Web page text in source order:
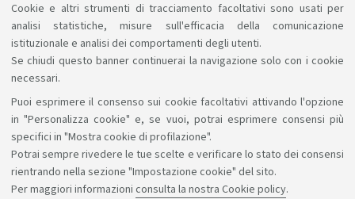
Cookie e altri strumenti di tracciamento facoltativi sono usati per
analisi statistiche, misure sull'efficacia della comunicazione
istituzionale e analisi dei comportamenti degli utenti.
Se chiudi questo banner continuerai la navigazione solo con i cookie
necessari.
Puoi esprimere il consenso sui cookie facoltativi attivando l'opzione
in "Personalizza cookie" e, se vuoi, potrai esprimere consensi più
specifici in "Mostra cookie di profilazione".
Potrai sempre rivedere le tue scelte e verificare lo stato dei consensi
rientrando nella sezione "Impostazione cookie" del sito.
Per maggiori informazioni consulta la nostra Cookie policy.
(membro supplente) Dott.ssa Valeria Illuminati
Sosteniamo il diritto alla conoscenza
Seguici su: